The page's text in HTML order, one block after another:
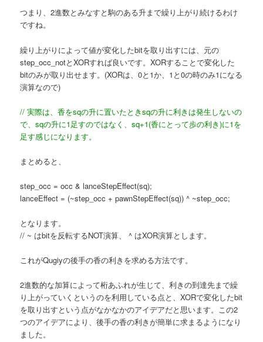
つまり、2進数とみなすと駒のある升まで繰り上がり続けるわけ
ですね。
繰り上がりによって値が変化したbitを取り出すには、元の
step_occ_notとXORすれば良いです。XORすることで変化した
bitのみが取り出せます。(XORは、0と1か、1と0の時のみ1になる
演算なので)
// 実際は、香をsqの升に置いたときsqの升に利きは発生しないの
で、sqの升に1足すのではなく、sq+1(香にとって歩の利き)に1を
足す感じになります。
まとめると、
step_occ = occ & lanceStepEffect(sq);
lanceEffect = (~step_occ + pawnStepEffect(sq)) ^ ~step_occ;
となります。
// ~ はbitを反転するNOT演算、 ^ はXOR演算とします。
これがQugiyの後手の香の利きを求める方法です。
2進数的な加算によって桁あふれが生じて、利きの到達先まで繰
り上がっていくというのを利用している点と、XORで変化したbit
を取り出すという点がなかなかのアイデアだと思います。この2
つのアイデアにより、後手の香の利きが簡単に求まるようになり
ました。